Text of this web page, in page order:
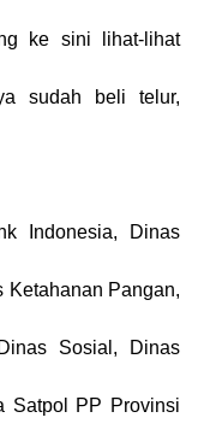
ke sini lihat-lihat
sudah beli telur,
Indonesia, Dinas
Ketahanan Pangan,
Sosial, Dinas
Satpol PP Provinsi